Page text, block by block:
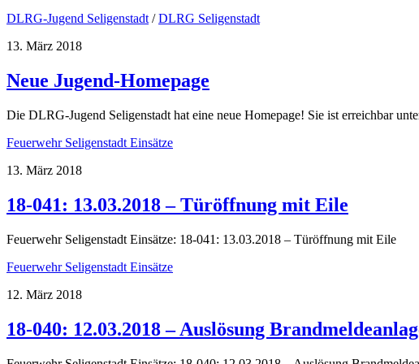
DLRG-Jugend Seligenstadt /DLRG Seligenstadt
13. März 2018
Neue Jugend-Homepage
Die DLRG-Jugend Seligenstadt hat eine neue Homepage! Sie ist erreichbar
Feuerwehr Seligenstadt Einsätze
13. März 2018
18-041: 13.03.2018 – Türöffnung mit Eile
Feuerwehr Seligenstadt Einsätze: 18-041: 13.03.2018 – Türöffnung mit Eile
Feuerwehr Seligenstadt Einsätze
12. März 2018
18-040: 12.03.2018 – Auslösung